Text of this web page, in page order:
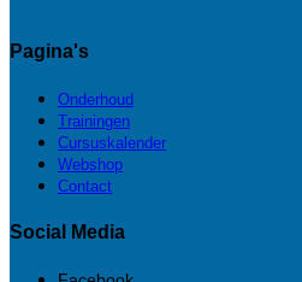
Pagina's
Onderhoud
Trainingen
Cursuskalender
Webshop
Contact
Social Media